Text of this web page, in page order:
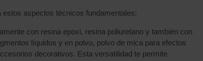
estos aspectos técnicos fundamentales:
con resina epoxi, resina poliuretano y también con
líquidos y en polvo, polvo de mica para efectos
decorativos. Esta versatilidad te permite